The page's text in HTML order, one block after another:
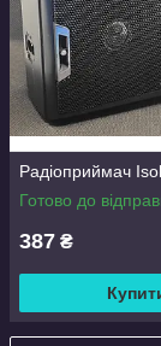
Радіоприймач
Готово до
387 ₴